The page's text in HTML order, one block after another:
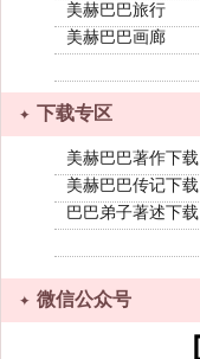
美赫巴巴旅行
美赫巴巴画廊
下载专区
美赫巴巴著作下载
美赫巴巴传记下载
巴巴弟子著述下载
微信公众号